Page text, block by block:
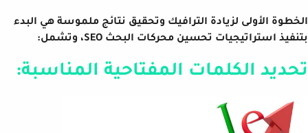
الخطوة الأولى لزيادة الترافيك وتحقيق نتائج ملموسة هي البدء
بتنفيذ استراتيجيات تحسين محركات البحث SEO، وتشمل:
تحديد الكلمات المفتاحية المناسبة: